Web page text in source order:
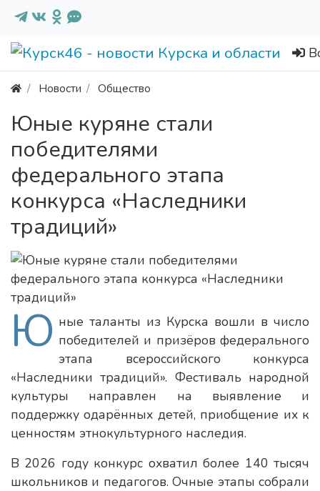
Новости Общество
Юные куряне стали
победителями
федерального этапа
конкурса «Наследники
традиций»
Ю ные таланты из Курска вошли в число
победителей и призёров федерального
этапа всероссийского конкурса
«Наследники традиций». Фестиваль народной
культуры направлен на выявление и
поддержку одарённых детей, приобщение их к
ценностям этнокультурного наследия.
В 2026 году конкурс охватил более 140 тысяч
школьников и педагогов. Очные этапы собрали